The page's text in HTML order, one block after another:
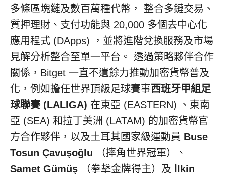
多條區塊鏈及數百萬種代幣， 整合多鏈交易、
質押理財、支付功能與 20,000 多個去中心化
應用程式 (DApps) ，並將進階兌換服務及市場
見解分析整合至單一平台。 透過策略夥伴合作
關係，Bitget 一直不遺餘力推動加密貨幣普及
化，例如擔任世界頂級足球賽事西班牙甲組足
球聯賽(LALIGA) 在東亞 (EASTERN) 、東南
亞 (SEA) 和拉丁美洲 (LATAM) 的加密貨幣官
方合作夥伴，以及土耳其國家級運動員 Buse
Tosun Çavuşoğlu
（摔角世界冠軍）、
Samet Gümüş （拳擊金牌得主）及 İlkin